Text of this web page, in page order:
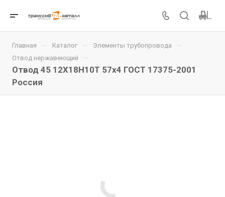
Главная — Каталог — Элементы трубопровода —
Отвод нержавеющий —
Отвод 45 12Х18Н10Т 57x4 ГОСТ 17375-2001
Россия